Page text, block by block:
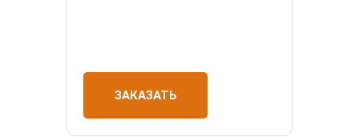
ЗАКАЗАТЬ